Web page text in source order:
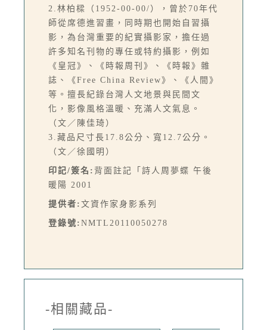
2.林柏樑（1952-00-00/），曾於70年代
師從席德進習畫，同時期也開始自習攝
影，為台灣重要的紀實攝影家，擔任過
許多知名刊物的專任或特約攝影，例如
《皇冠》、《時報周刊》、《時報》雜
誌、《Free China Review》、《人間》
等。擅長紀錄台灣人文地景與民間文
化，影像風格溫暖、充滿人文氣息。
（文／陳佳琦）
3.藏品尺寸長17.8公分、寬12.7公分。
（文／徐國明）
印記/簽名: 背面註記「詩人周夢蝶 午後
暖陽 2001
提供者: 文資作家身影系列
登錄號: NMTL20110050278
-相關藏品-